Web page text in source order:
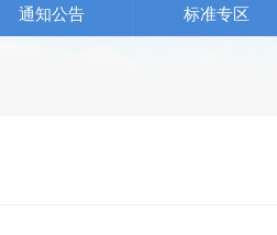
通知公告 标准专区